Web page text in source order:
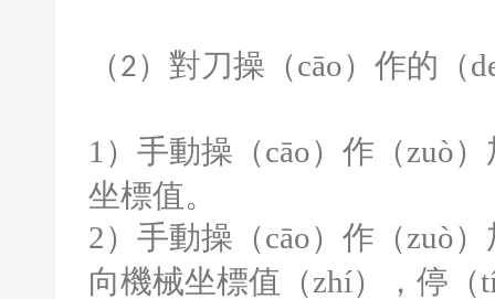
（2）對刀操（cāo）作的（
1 ）手動操（cāo）作（zuò
坐標值。
2）手動操（cāo）作（zuò
向機械坐標值（zhí），停